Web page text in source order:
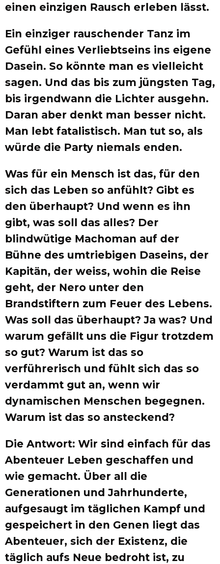
einen einzigen Rausch erleben lässt.
Ein einziger rauschender Tanz im
Gefühl eines Verliebtseins ins eigene
Dasein. So könnte man es vielleicht
sagen. Und das bis zum jüngsten Tag,
bis irgendwann die Lichter ausgehn.
Daran aber denkt man besser nicht.
Man lebt fatalistisch. Man tut so, als
würde die Party niemals enden.
Was für ein Mensch ist das, für den
sich das Leben so anfühlt? Gibt es
den überhaupt? Und wenn es ihn
gibt, was soll das alles? Der
blindwütige Machoman auf der
Bühne des umtriebigen Daseins, der
Kapitän, der weiss, wohin die Reise
geht, der Nero unter den
Brandstiftern zum Feuer des Lebens.
Was soll das überhaupt? Ja was? Und
warum gefällt uns die Figur trotzdem
so gut? Warum ist das so
verführerisch und fühlt sich das so
verdammt gut an, wenn wir
dynamischen Menschen begegnen.
Warum ist das so ansteckend?
Die Antwort: Wir sind einfach für das
Abenteuer Leben geschaffen und
wie gemacht. Über all die
Generationen und Jahrhunderte,
aufgesaugt im täglichen Kampf und
gespeichert in den Genen liegt das
Abenteuer, sich der Existenz, die
täglich aufs Neue bedroht ist, zu